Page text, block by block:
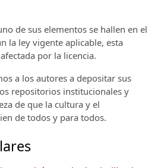
de sus elementos se hallen en el
la ley vigente aplicable, esta
por la licencia.
a los autores a depositar sus
repositorios institucionales y
de que la cultura y el
de todos y para todos.